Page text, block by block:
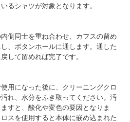
るシャツが対象となります。
側同士を重ね合わせ、カフスの留め
、ボタンホールに通します。通した
して留めれば完了です。
用になった後に、クリーニングクロ
れ、水分をふき取ってください。汚
すと、酸化や変色の要因となりま
スを使用すると本体に嵌め込まれた